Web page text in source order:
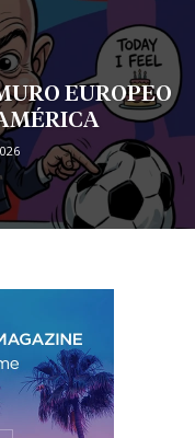
EUROPEO